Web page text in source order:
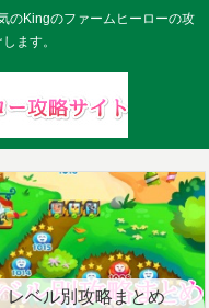
のKingのファームヒーローの攻
ます。
レベル別攻略まとめ